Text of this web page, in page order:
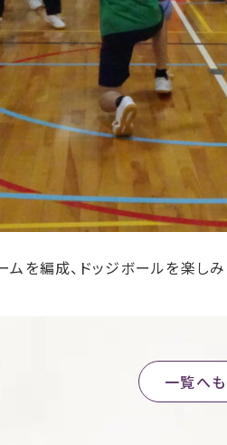
を編成、ドッジボールを楽しみ
一覧へ